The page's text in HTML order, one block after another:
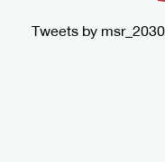
Tweets by msr_2030